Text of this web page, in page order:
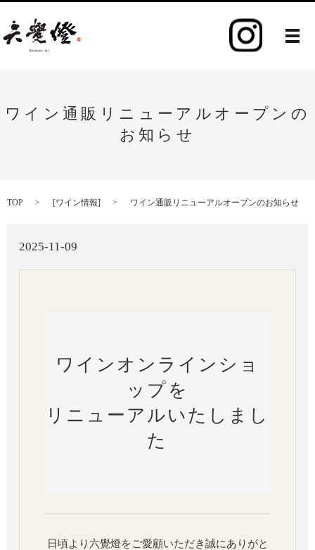
メ
ワイン通販リニューアルオープンの
お知らせ
TOP [ワイン情報] ワイン通販リニューアルオープンのお知らせ
2025-11-09
ワインオンラインショ
ップを
リニューアルいたしまし
た
日頃より六覺燈をご愛顧いただき誠にありがと